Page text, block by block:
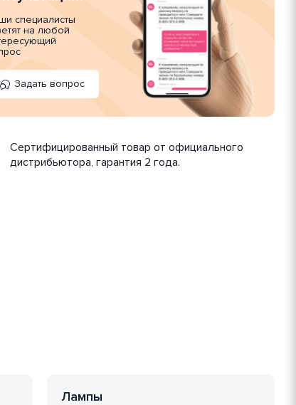
специалисты
на любой
Задать вопрос
Сертифицированный товар от официального
дистрибьютора, гарантия 2 года.
Лампы